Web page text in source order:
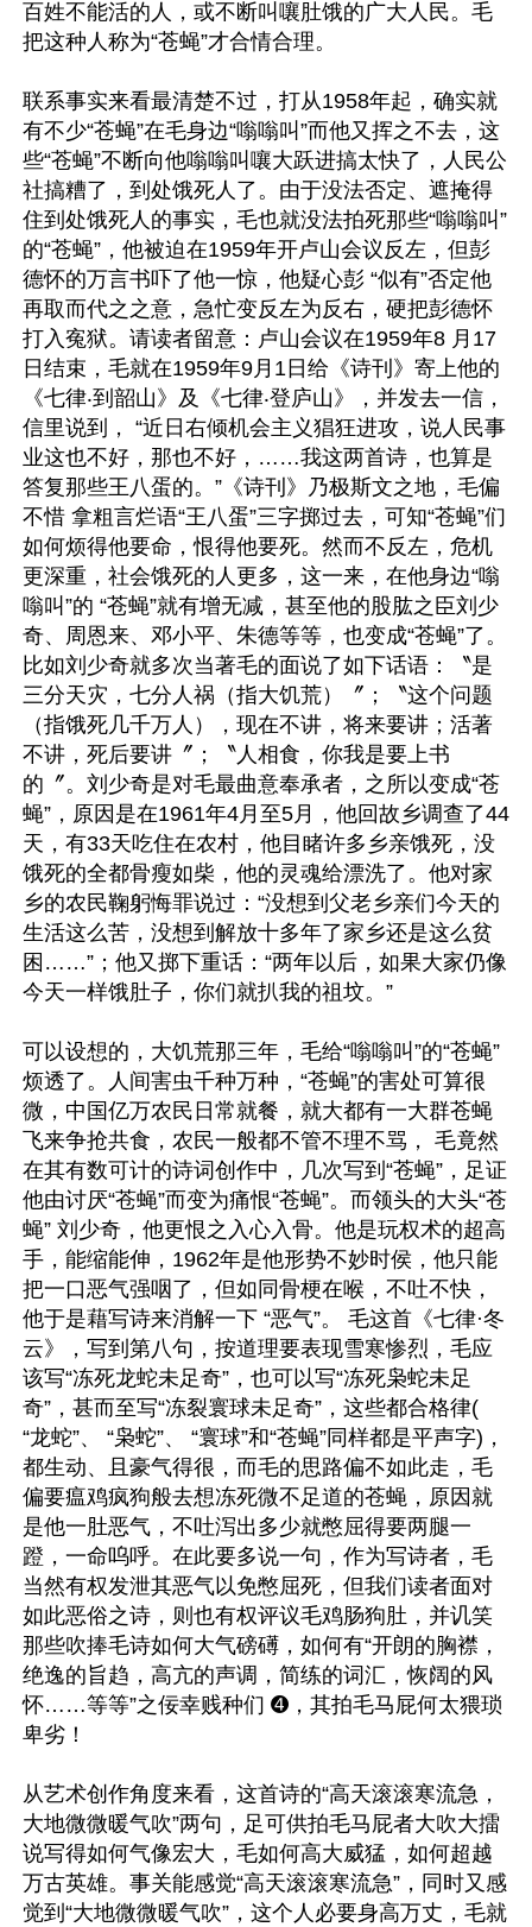
百姓不能活的人，或不断叫嚷肚饿的广大人民。毛
把这种人称为“苍蝇”才合情合理。
联系事实来看最清楚不过，打从1958年起，确实就
有不少“苍蝇”在毛身边“嗡嗡叫”而他又挥之不去，这
些“苍蝇”不断向他嗡嗡叫嚷大跃进搞太快了，人民公
社搞糟了，到处饿死人了。由于没法否定、遮掩得
住到处饿死人的事实，毛也就没法拍死那些“嗡嗡叫”
的“苍蝇”，他被迫在1959年开卢山会议反左，但彭
德怀的万言书吓了他一惊，他疑心彭 “似有”否定他
再取而代之之意，急忙变反左为反右，硬把彭德怀
打入寃狱。请读者留意：卢山会议在1959年8 月17
日结束，毛就在1959年9月1日给《诗刊》寄上他的
《七律‧到韶山》及《七律‧登庐山》，并发去一信，
信里说到， “近日右倾机会主义猖狂进攻，说人民事
业这也不好，那也不好，……我这两首诗，也算是
答复那些王八蛋的。”《诗刊》乃极斯文之地，毛偏
不惜 拿粗言烂语“王八蛋”三字掷过去，可知“苍蝇”们
如何烦得他要命，恨得他要死。然而不反左，危机
更深重，社会饿死的人更多，这一来，在他身边“嗡
嗡叫”的 “苍蝇”就有增无减，甚至他的股肱之臣刘少
奇、周恩来、邓小平、朱德等等，也变成“苍蝇”了。
比如刘少奇就多次当著毛的面说了如下话语：〝是
三分天灾，七分人祸（指大饥荒）〞；〝这个问题
（指饿死几千万人），现在不讲，将来要讲；活著
不讲，死后要讲〞；〝人相食，你我是要上书
的〞。刘少奇是对毛最曲意奉承者，之所以变成“苍
蝇”，原因是在1961年4月至5月，他回故乡调查了44
天，有33天吃住在农村，他目睹许多乡亲饿死，没
饿死的全都骨瘦如柴，他的灵魂给漂洗了。他对家
乡的农民鞠躬悔罪说过：“没想到父老乡亲们今天的
生活这么苦，没想到解放十多年了家乡还是这么贫
困……”；他又掷下重话：“两年以后，如果大家仍像
今天一样饿肚子，你们就扒我的祖坟。”
可以设想的，大饥荒那三年，毛给“嗡嗡叫”的“苍蝇”
烦透了。人间害虫千种万种，“苍蝇”的害处可算很
微，中国亿万农民日常就餐，就大都有一大群苍蝇
飞来争抢共食，农民一般都不管不理不骂， 毛竟然
在其有数可计的诗词创作中，几次写到“苍蝇”，足证
他由讨厌“苍蝇”而变为痛恨“苍蝇”。而领头的大头“苍
蝇” 刘少奇，他更恨之入心入骨。他是玩权术的超高
手，能缩能伸，1962年是他形势不妙时侯，他只能
把一口恶气强咽了，但如同骨梗在喉，不吐不快，
他于是藉写诗来消解一下 “恶气”。 毛这首《七律·冬
云》，写到第八句，按道理要表现雪寒惨烈，毛应
该写“冻死龙蛇未足奇”，也可以写“冻死枭蛇未足
奇”，甚而至写“冻裂寰球未足奇”，这些都合格律(
“龙蛇”、 “枭蛇”、 “寰球”和“苍蝇”同样都是平声字)，
都生动、且豪气得很，而毛的思路偏不如此走，毛
偏要瘟鸡疯狗般去想冻死微不足道的苍蝇，原因就
是他一肚恶气，不吐泻出多少就憋屈得要两腿一
蹬，一命呜呼。在此要多说一句，作为写诗者，毛
当然有权发泄其恶气以免憋屈死，但我们读者面对
如此恶俗之诗，则也有权评议毛鸡肠狗肚，并讥笑
那些吹捧毛诗如何大气磅礡，如何有“开朗的胸襟，
绝逸的旨趋，高亢的声调，简练的词汇，恢阔的风
怀……等等”之佞幸贱种们 ➍，其拍毛马屁何太猥琐
卑劣！
从艺术创作角度来看，这首诗的“高天滚滚寒流急，
大地微微暖气吹”两句，足可供拍毛马屁者大吹大擂
说写得如何气像宏大，毛如何高大威猛，如何超越
万古英雄。事关能感觉“高天滚滚寒流急”，同时又感
觉到“大地微微暖气吹”，这个人必要身高万丈，毛就